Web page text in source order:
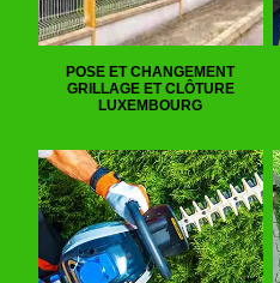
POSE ET CHANGEMENT
GRILLAGE ET CLÔTURE
LUXEMBOURG